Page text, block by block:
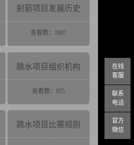
在线
客服
联系
电话
官方
微信
射箭项目发展历史
查看数：1007
跳水项目组织机构
查看数：955
跳水项目比赛规则